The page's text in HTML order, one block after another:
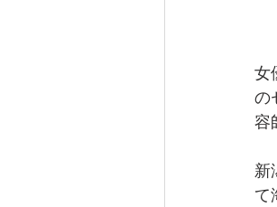
女
の
容
新
て